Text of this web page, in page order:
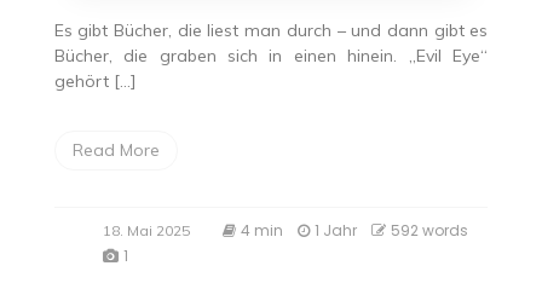
Es gibt Bücher, die liest man durch – und dann gibt es
Bücher, die graben sich in einen hinein. „Evil Eye“
gehört […]
Read More
18. Mai 2025 4 min 1 Jahr
592 words
1